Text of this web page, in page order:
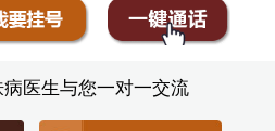
医生与您一对一交流